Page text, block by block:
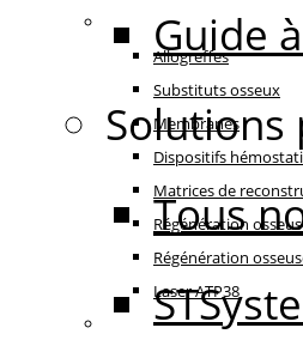
Régénération
Allogreffes
Substituts osseux
Membranes
Dispositifs
Matrices de
Régénération
Régénération
Laser ATP38
Oral Care
Guide
Tous